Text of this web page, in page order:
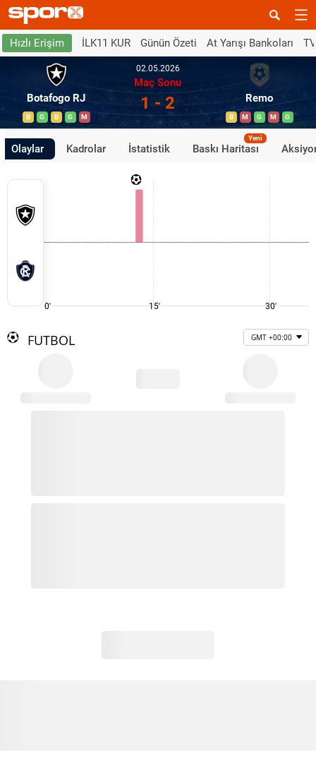
Hızlı Erişim İLK11 KUR Günün Özeti At Yarışı Bankoları
Botafogo RJ
B G B G M
02.05.2026
Maç Sonu
1 - 2 Remo
B M G M G
Olaylar Kadrolar İstatistik Baskı Haritası
Yeni
0' 15' 30'
FUTBOL GMT +00:00